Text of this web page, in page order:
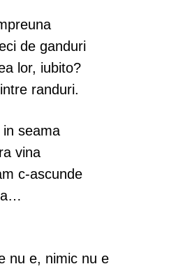
de ganduri
lor, iubito?
randuri.
seama
vina
c-ascunde
nu e, nimic nu e